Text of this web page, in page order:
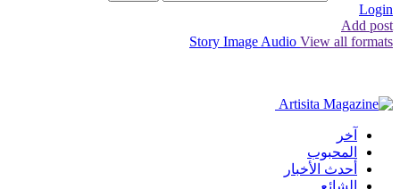
Login
Add post
Story Image Audio View all formats
آخر
المحبوب
أحدث الأخبار
الشائع